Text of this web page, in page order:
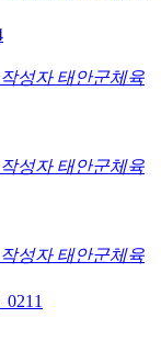
작성자 태안군체육
작성자 태안군체육
작성자 태안군체육